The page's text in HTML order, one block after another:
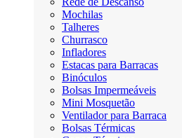
Mochilas
Talheres
Churrasco
Infladores
Estacas para Barracas
Binóculos
Bolsas Impermeáveis
Mini Mosquetão
Ventilador para Barraca
Bolsas Térmicas